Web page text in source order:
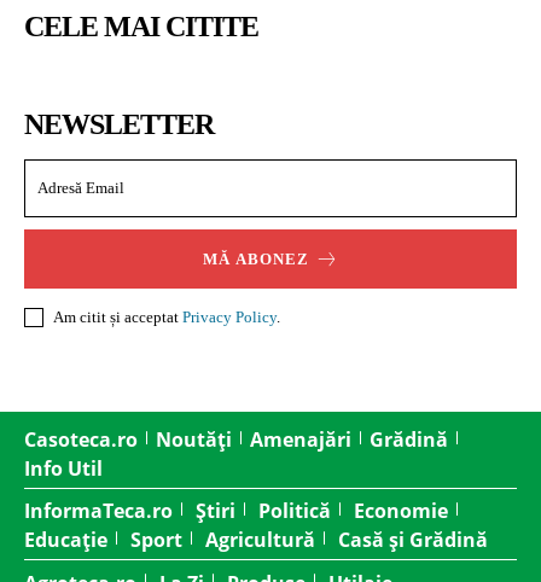
CELE MAI CITITE
NEWSLETTER
MĂ ABONEZ
Am citit și acceptat Privacy Policy.
Casoteca.ro Noutăți Amenajări
Grădină
Info Util
InformaTeca.ro
Știri Politică
Economie
Educație
Sport Agricultură
Casă și Grădină